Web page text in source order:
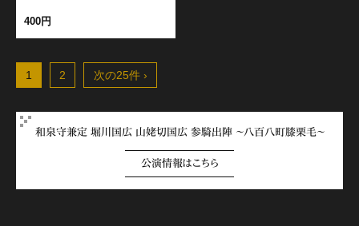
400円
1 2 次の25件 ›
和泉守兼定 堀川国広 山姥切国広 参騎出陣 ～八百八町膝栗毛～
公演情報はこちら